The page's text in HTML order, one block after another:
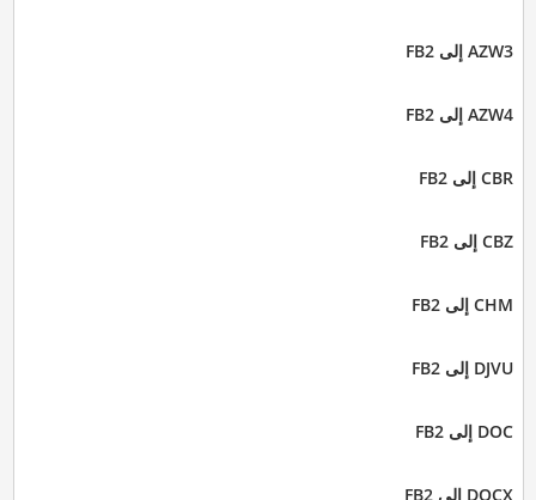
AZW3 إلى FB2
AZW4 إلى FB2
CBR إلى FB2
CBZ إلى FB2
CHM إلى FB2
DJVU إلى FB2
DOC إلى FB2
DOCX إلى FB2